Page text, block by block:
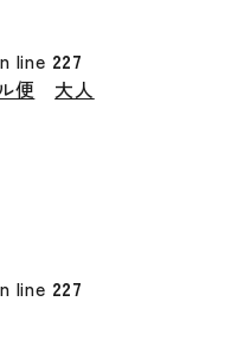
line 227
便
大人
line 227